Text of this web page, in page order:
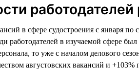
в сфере судостроения с января
работодателей в изучаемой сфере
то уже с началом делового
августовских вакансий и